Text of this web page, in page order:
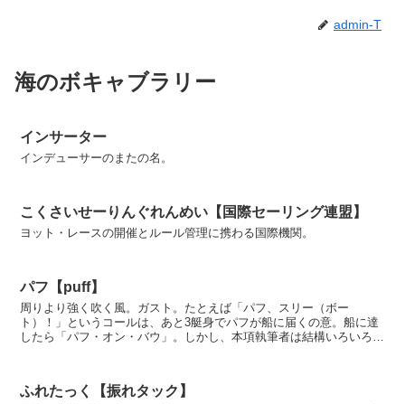
admin-T
海のボキャブラリー
インサーター
インデューサーのまたの名。
こくさいせーりんぐれんめい【国際セーリング連盟】
ヨット・レースの開催とルール管理に携わる国際機関。
パフ【puff】
周りより強く吹く風。ガスト。たとえば「パフ、スリー（ボー
ト）！」というコールは、あと3艇身でパフが船に届くの意。船に達
したら「パフ・オン・バウ」。しかし、本項執筆者は結構いろいろな
ふれたっく【振れタック】